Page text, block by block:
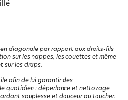
diagonale par rapport aux droits-fils
sur les nappes, les couettes et même
sur les draps.
afin de lui garantir des
quotidien : déperlance et nettoyage
souplesse et douceur au toucher.